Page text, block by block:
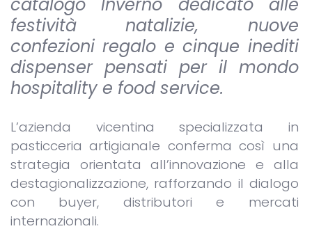
festività natalizie, nuove
confezioni regalo e cinque inediti
dispenser pensati per il mondo
hospitality e food service.
L’azienda vicentina specializzata in
pasticceria artigianale conferma così una
strategia orientata all’innovazione e alla
destagionalizzazione, rafforzando il dialogo
con buyer, distributori e mercati
internazionali.